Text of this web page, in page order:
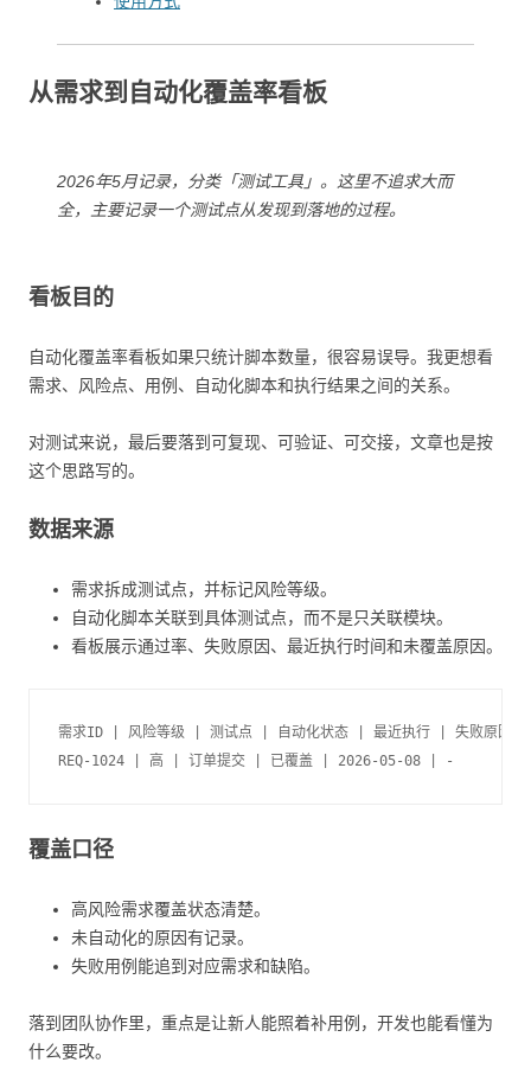
从需求到自动化覆盖率看板
2026年5月记录，分类「测试工具」。这里不追求大而
全，主要记录一个测试点从发现到落地的过程。
看板目的
自动化覆盖率看板如果只统计脚本数量，很容易误导。我更想看
需求、风险点、用例、自动化脚本和执行结果之间的关系。
对测试来说，最后要落到可复现、可验证、可交接，文章也是按
这个思路写的。
数据来源
需求拆成测试点，并标记风险等级。
自动化脚本关联到具体测试点，而不是只关联模块。
看板展示通过率、失败原因、最近执行时间和未覆盖原因。
需求ID | 风险等级 | 测试点 | 自动化状态 | 最近执行 | 失败原因
覆盖口径
高风险需求覆盖状态清楚。
未自动化的原因有记录。
失败用例能追到对应需求和缺陷。
落到团队协作里，重点是让新人能照着补用例，开发也能看懂为
什么要改。